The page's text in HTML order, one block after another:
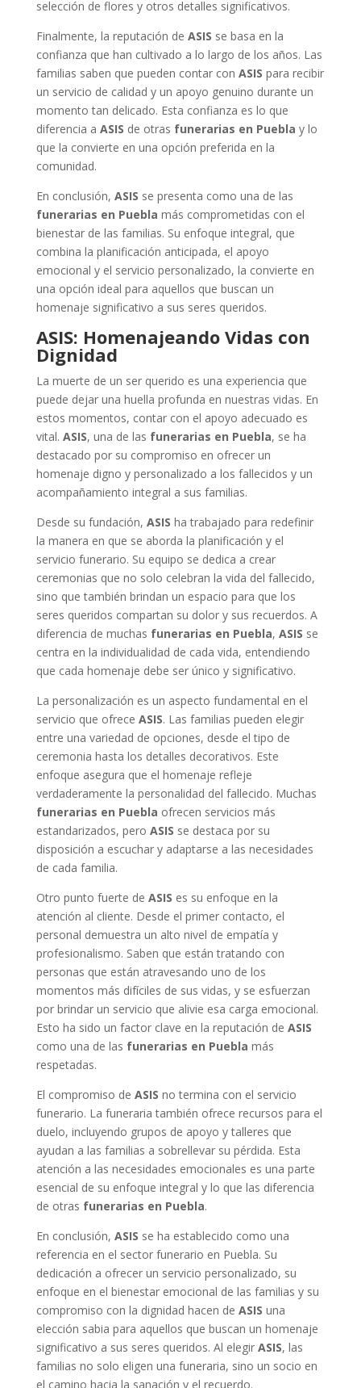
selección de flores y otros detalles significativos.
Finalmente, la reputación de ASIS se basa en la
confianza que han cultivado a lo largo de los años. Las
familias saben que pueden contar con ASIS para recibir
un servicio de calidad y un apoyo genuino durante un
momento tan delicado. Esta confianza es lo que
diferencia a ASIS de otras funerarias en Puebla y lo
que la convierte en una opción preferida en la
comunidad.
En conclusión, ASIS se presenta como una de las
funerarias en Puebla más comprometidas con el
bienestar de las familias. Su enfoque integral, que
combina la planificación anticipada, el apoyo
emocional y el servicio personalizado, la convierte en
una opción ideal para aquellos que buscan un
homenaje significativo a sus seres queridos.
ASIS: Homenajeando Vidas con
Dignidad
La muerte de un ser querido es una experiencia que
puede dejar una huella profunda en nuestras vidas. En
estos momentos, contar con el apoyo adecuado es
vital. ASIS, una de las funerarias en Puebla, se ha
destacado por su compromiso en ofrecer un
homenaje digno y personalizado a los fallecidos y un
acompañamiento integral a sus familias.
Desde su fundación, ASIS ha trabajado para redefinir
la manera en que se aborda la planificación y el
servicio funerario. Su equipo se dedica a crear
ceremonias que no solo celebran la vida del fallecido,
sino que también brindan un espacio para que los
seres queridos compartan su dolor y sus recuerdos. A
diferencia de muchas funerarias en Puebla, ASIS se
centra en la individualidad de cada vida, entendiendo
que cada homenaje debe ser único y significativo.
La personalización es un aspecto fundamental en el
servicio que ofrece ASIS. Las familias pueden elegir
entre una variedad de opciones, desde el tipo de
ceremonia hasta los detalles decorativos. Este
enfoque asegura que el homenaje refleje
verdaderamente la personalidad del fallecido. Muchas
funerarias en Puebla ofrecen servicios más
estandarizados, pero ASIS se destaca por su
disposición a escuchar y adaptarse a las necesidades
de cada familia.
Otro punto fuerte de ASIS es su enfoque en la
atención al cliente. Desde el primer contacto, el
personal demuestra un alto nivel de empatía y
profesionalismo. Saben que están tratando con
personas que están atravesando uno de los
momentos más difíciles de sus vidas, y se esfuerzan
por brindar un servicio que alivie esa carga emocional.
Esto ha sido un factor clave en la reputación de ASIS
como una de las funerarias en Puebla más
respetadas.
El compromiso de ASIS no termina con el servicio
funerario. La funeraria también ofrece recursos para el
duelo, incluyendo grupos de apoyo y talleres que
ayudan a las familias a sobrellevar su pérdida. Esta
atención a las necesidades emocionales es una parte
esencial de su enfoque integral y lo que las diferencia
de otras funerarias en Puebla.
En conclusión, ASIS se ha establecido como una
referencia en el sector funerario en Puebla. Su
dedicación a ofrecer un servicio personalizado, su
enfoque en el bienestar emocional de las familias y su
compromiso con la dignidad hacen de ASIS una
elección sabia para aquellos que buscan un homenaje
significativo a sus seres queridos. Al elegir ASIS, las
familias no solo eligen una funeraria, sino un socio en
el camino hacia la sanación y el recuerdo.